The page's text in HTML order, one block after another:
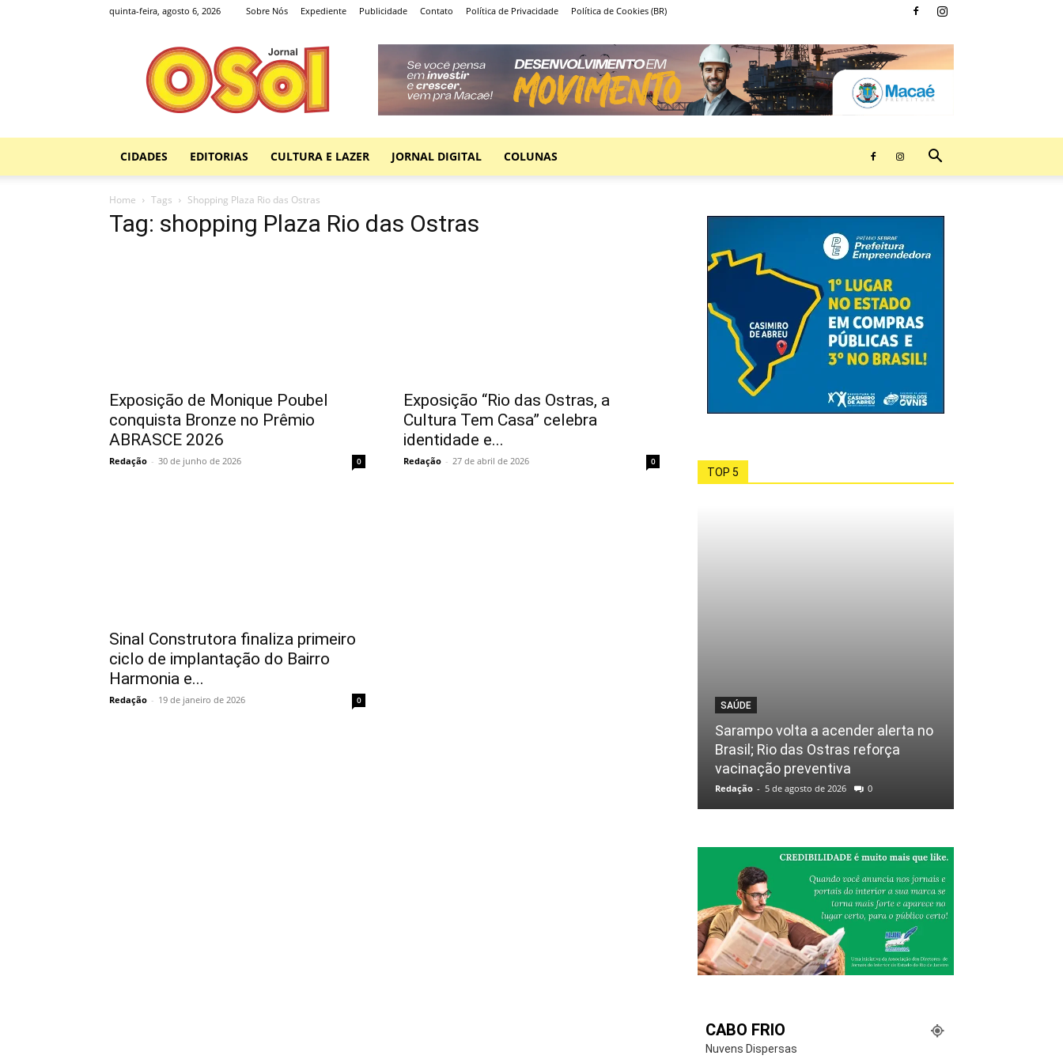
quinta-feira, agosto 6, 2026 Sobre Nós Expediente Publicidade Contato Política de Privacidade Política de Cookies (BR)
Jornal
O
Sol
CIDADES EDITORIAS CULTURA E LAZER JORNAL DIGITAL COLUNAS
Home Tags Shopping Plaza Rio das Ostras
Tag: shopping Plaza Rio das Ostras
Exposição de Monique Poubel
conquista Bronze no Prêmio
ABRASCE 2026
Redação - 30 de junho de 2026 0
Exposição “Rio das Ostras, a
Cultura Tem Casa” celebra
identidade e...
Redação - 27 de abril de 2026 0
Sinal Construtora finaliza primeiro
ciclo de implantação do Bairro
Harmonia e...
Redação - 19 de janeiro de 2026 0
TOP 5
SAÚDE
Sarampo volta a acender alerta no
Brasil; Rio das Ostras reforça
vacinação preventiva
Redação - 5 de agosto de 2026 0
CABO FRIO
Nuvens Dispersas